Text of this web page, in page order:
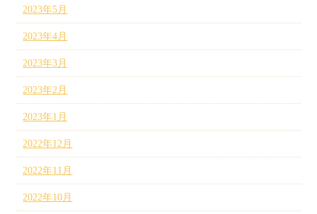
2023年5月
2023年4月
2023年3月
2023年2月
2023年1月
2022年12月
2022年11月
2022年10月